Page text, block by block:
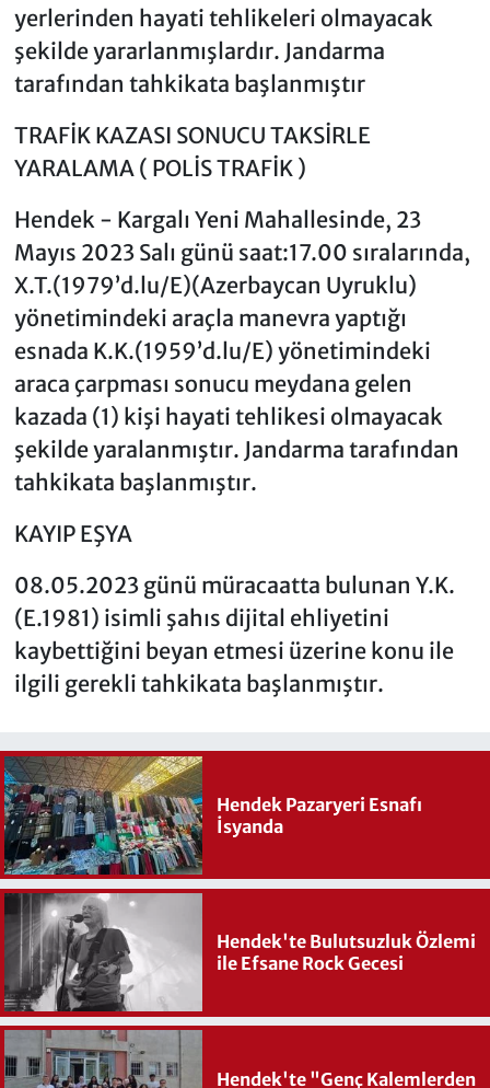
yerlerinden hayati tehlikeleri olmayacak
şekilde yararlanmışlardır. Jandarma
tarafından tahkikata başlanmıştır
TRAFİK KAZASI SONUCU TAKSİRLE
YARALAMA ( POLİS TRAFİK )
Hendek - Kargalı Yeni Mahallesinde, 23
Mayıs 2023 Salı günü saat:17.00 sıralarında,
X.T.(1979’d.lu/E)(Azerbaycan Uyruklu)
yönetimindeki araçla manevra yaptığı
esnada K.K.(1959’d.lu/E) yönetimindeki
araca çarpması sonucu meydana gelen
kazada (1) kişi hayati tehlikesi olmayacak
şekilde yaralanmıştır. Jandarma tarafından
tahkikata başlanmıştır.
KAYIP EŞYA
08.05.2023 günü müracaatta bulunan Y.K.
(E.1981) isimli şahıs dijital ehliyetini
kaybettiğini beyan etmesi üzerine konu ile
ilgili gerekli tahkikata başlanmıştır.
Hendek Pazaryeri Esnafı
İsyanda
Hendek'te Bulutsuzluk Özlemi
ile Efsane Rock Gecesi
Hendek'te "Genç Kalemlerden